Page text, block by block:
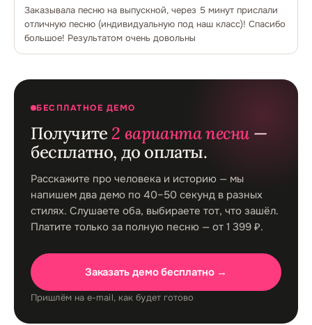
Заказывала песню на выпускной, через 5 минут прислали
отличную песню (индивидуальную под наш класс)! Спасибо
большое! Результатом очень довольны
БЕСПЛАТНОЕ ДЕМО
Получите2 варианта песни —
бесплатно, до оплаты.
Расскажите про человека и историю — мы
напишем два демо по 40–50 секунд в разных
стилях. Слушаете оба, выбираете тот, что зашёл.
Платите только за полную песню — от 1 399 ₽.
Заказать демо бесплатно →
Пришлём на e-mail, как будет готово